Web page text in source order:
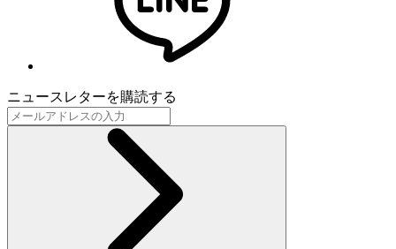
ニュースレターを購読する